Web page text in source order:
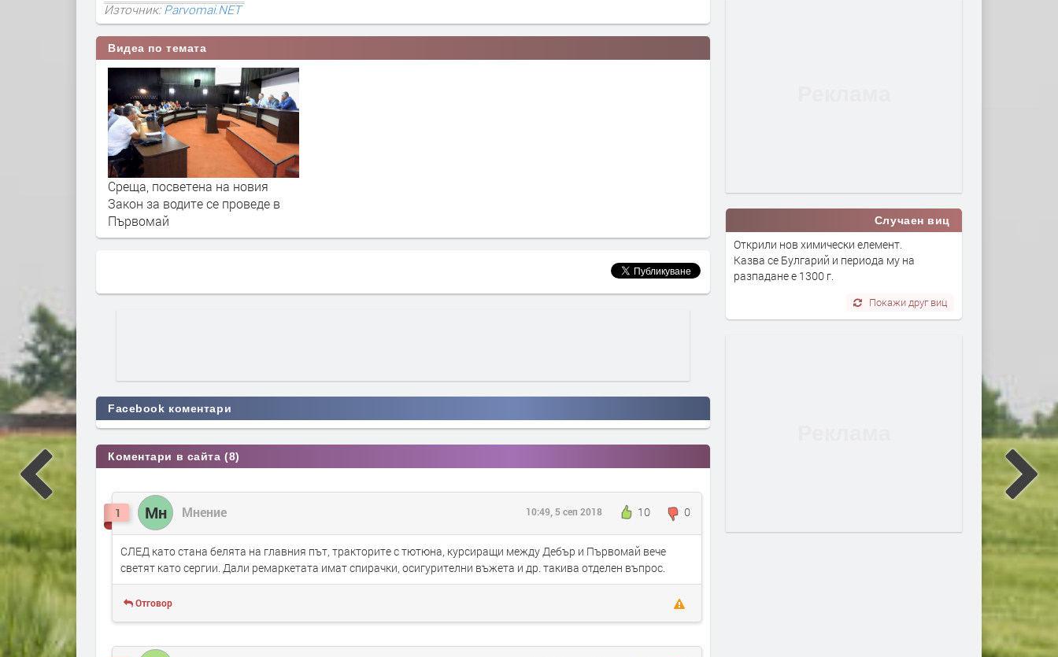
Източник:Parvomai.NET
Видеа по темата
Среща, посветена на новия
Закон за водите се проведе в
Първомай
Facebook коментари
Коментари в сайта (8)
1 Мн Мнение 10 0
10:49, 5 сеп 2018
СЛЕД като стана белята на главния път, тракторите с тютюна, курсиращи между Дебър и Първомай вече
светят като сергии. Дали ремаркетата имат спирачки, осигурителни въжета и др. такива отделен въпрос.
Отговор
Случаен виц
Открили нов химически елемент.
Казва се Булгарий и периода му на
разпадане е 1300 г.
Покажи друг виц